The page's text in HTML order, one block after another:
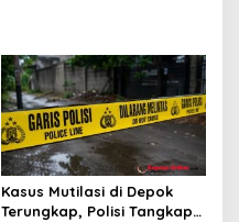
Kasus Mutilasi di Depok
Terungkap, Polisi Tangkap